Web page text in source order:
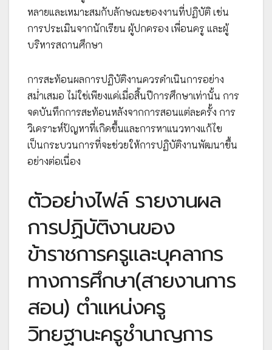
หลายและเหมาะสมกับลักษณะของงานที่ปฏิบัติ เช่น
การประเมินจากนักเรียน ผู้ปกครอง เพื่อนครู และผู้
บริหารสถานศึกษา
การสะท้อนผลการปฏิบัติงานควรดำเนินการอย่าง
สม่ำเสมอ ไม่ใช่เพียงแค่เมื่อสิ้นปีการศึกษาเท่านั้น การ
จดบันทึกการสะท้อนหลังจากการสอนแต่ละครั้ง การ
วิเคราะห์ปัญหาที่เกิดขึ้นและการหาแนวทางแก้ไข
เป็นกระบวนการที่จะช่วยให้การปฏิบัติงานพัฒนาขึ้น
อย่างต่อเนื่อง
ตัวอย่างไฟล์ รายงานผล
การปฏิบัติงานของ
ข้าราชการครูและบุคลากร
ทางการศึกษา(สายงานการ
สอน) ตำแหน่งครู
วิทยฐานะครูชำนาญการ